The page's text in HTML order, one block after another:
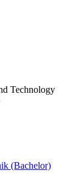
Technology
(Bachelor)